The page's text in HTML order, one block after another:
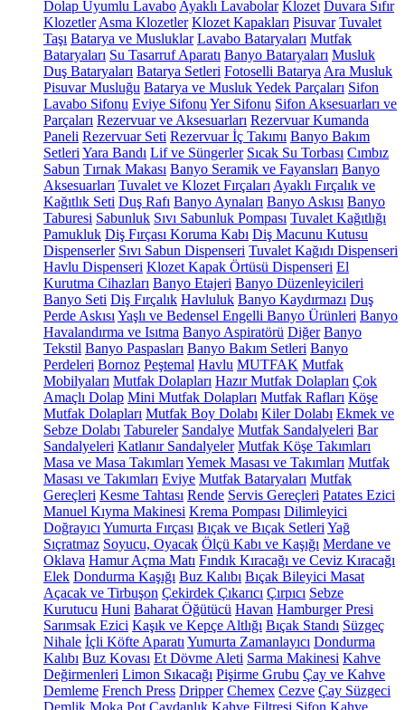
Dolap Uyumlu Lavabo Ayaklı Lavabolar Klozet Duvara Sıfır
Klozetler Asma Klozetler Klozet Kapakları Pisuvar Tuvalet
Taşı Batarya ve Musluklar Lavabo Bataryaları Mutfak
Bataryaları Su Tasarruf Aparatı Banyo Bataryaları Musluk
Duş Bataryaları Batarya Setleri Fotoselli Batarya Ara Musluk
Pisuvar Musluğu Batarya ve Musluk Yedek Parçaları Sifon
Lavabo Sifonu Eviye Sifonu Yer Sifonu Sifon Aksesuarları ve
Parçaları Rezervuar ve Aksesuarları Rezervuar Kumanda
Paneli Rezervuar Seti Rezervuar İç Takımı Banyo Bakım
Setleri Yara Bandı Lif ve Süngerler Sıcak Su Torbası Cımbız
Sabun Tırnak Makası Banyo Seramik ve Fayansları Banyo
Aksesuarları Tuvalet ve Klozet Fırçaları Ayaklı Fırçalık ve
Kağıtlık Seti Duş Rafı Banyo Aynaları Banyo Askısı Banyo
Taburesi Sabunluk Sıvı Sabunluk Pompası Tuvalet Kağıtlığı
Pamukluk Diş Fırçası Koruma Kabı Diş Macunu Kutusu
Dispenserler Sıvı Sabun Dispenseri Tuvalet Kağıdı Dispenseri
Havlu Dispenseri Klozet Kapak Örtüsü Dispenseri El
Kurutma Cihazları Banyo Etajeri Banyo Düzenleyicileri
Banyo Seti Diş Fırçalık Havluluk Banyo Kaydırmazı Duş
Perde Askısı Yaşlı ve Bedensel Engelli Banyo Ürünleri Banyo
Havalandırma ve Isıtma Banyo Aspiratörü Diğer Banyo
Tekstil Banyo Paspasları Banyo Bakım Setleri Banyo
Perdeleri Bornoz Peştemal Havlu MUTFAK Mutfak
Mobilyaları Mutfak Dolapları Hazır Mutfak Dolapları Çok
Amaçlı Dolap Mini Mutfak Dolapları Mutfak Rafları Köşe
Mutfak Dolapları Mutfak Boy Dolabı Kiler Dolabı Ekmek ve
Sebze Dolabı Tabureler Sandalye Mutfak Sandalyeleri Bar
Sandalyeleri Katlanır Sandalyeler Mutfak Köşe Takımları
Masa ve Masa Takımları Yemek Masası ve Takımları Mutfak
Masası ve Takımları Eviye Mutfak Bataryaları Mutfak
Gereçleri Kesme Tahtası Rende Servis Gereçleri Patates Ezici
Manuel Kıyma Makinesi Krema Pompası Dilimleyici
Doğrayıcı Yumurta Fırçası Bıçak ve Bıçak Setleri Yağ
Sıçratmaz Soyucu, Oyacak Ölçü Kabı ve Kaşığı Merdane ve
Oklava Hamur Açma Matı Fındık Kıracağı ve Ceviz Kıracağı
Elek Dondurma Kaşığı Buz Kalıbı Bıçak Bileyici Masat
Açacak ve Tirbuşon Çekirdek Çıkarıcı Çırpıcı Sebze
Kurutucu Huni Baharat Öğütücü Havan Hamburger Presi
Sarımsak Ezici Kaşık ve Kepçe Altlığı Bıçak Standı Süzgeç
Nihale İçli Köfte Aparatı Yumurta Zamanlayıcı Dondurma
Kalıbı Buz Kovası Et Dövme Aleti Sarma Makinesi Kahve
Değirmenleri Limon Sıkacağı Pişirme Grubu Çay ve Kahve
Demleme French Press Dripper Chemex Cezve Çay Süzgeci
Demlik Moka Pot Çaydanlık Kahve Filtresi Sifon Kahve